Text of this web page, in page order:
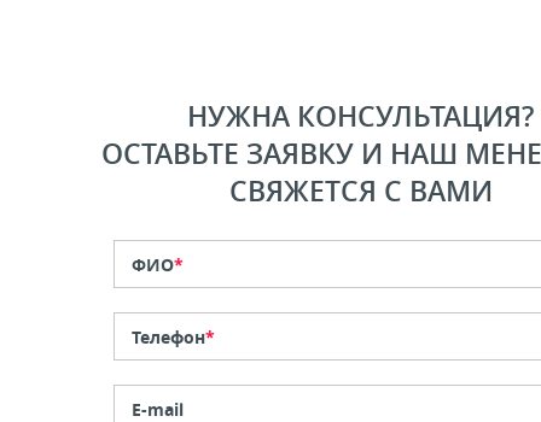
НУЖНА КОНСУЛЬТАЦИЯ?
ОСТАВЬТЕ ЗАЯВКУ И НАШ
СВЯЖЕТСЯ С ВАМИ
ФИО*
Телефон*
E-mail